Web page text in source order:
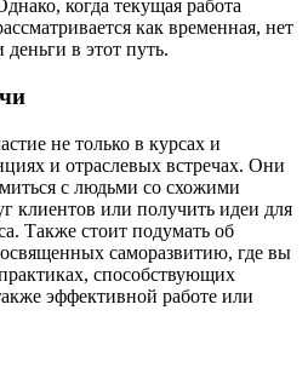
когда текущая работа
как временная, нет
в этот путь.
не только в курсах и
и отраслевых встречах. Они
с людьми со схожими
клиентов или получить идеи для
Также стоит подумать об
саморазвитию, где вы
способствующих
эффективной работе или